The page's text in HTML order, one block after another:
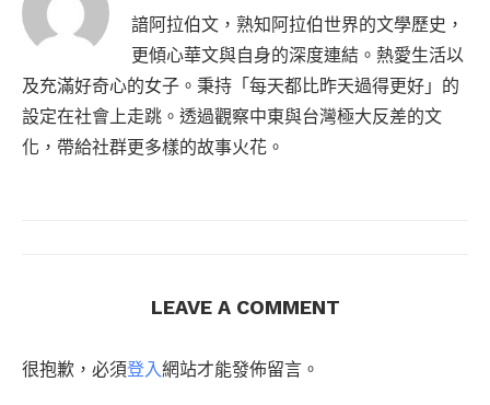
諳阿拉伯文，熟知阿拉伯世界的文學歷史，
更傾心華文與自身的深度連結。熱愛生活以
及充滿好奇心的女子。秉持「每天都比昨天過得更好」的
設定在社會上走跳。透過觀察中東與台灣極大反差的文
化，帶給社群更多樣的故事火花。
LEAVE A COMMENT
很抱歉，必須登入網站才能發佈留言。